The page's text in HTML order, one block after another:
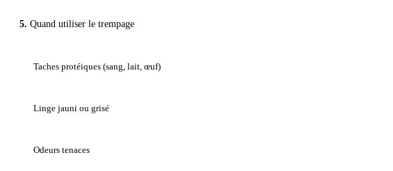
Quand utiliser le trempage
Taches protéiques (sang, lait, œuf)
Linge jauni ou grisé
Odeurs tenaces